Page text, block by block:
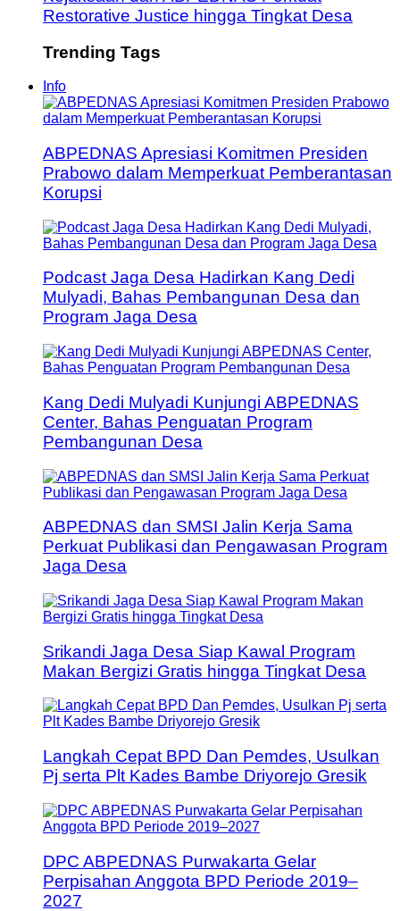
Restorative Justice hingga Tingkat Desa
Trending Tags
Info
ABPEDNAS Apresiasi Komitmen Presiden
Prabowo dalam Memperkuat Pemberantasan
Korupsi
Podcast Jaga Desa Hadirkan Kang Dedi
Mulyadi, Bahas Pembangunan Desa dan
Program Jaga Desa
Kang Dedi Mulyadi Kunjungi ABPEDNAS
Center, Bahas Penguatan Program
Pembangunan Desa
ABPEDNAS dan SMSI Jalin Kerja Sama
Perkuat Publikasi dan Pengawasan Program
Jaga Desa
Srikandi Jaga Desa Siap Kawal Program
Makan Bergizi Gratis hingga Tingkat Desa
Langkah Cepat BPD Dan Pemdes, Usulkan
Pj serta Plt Kades Bambe Driyorejo Gresik
DPC ABPEDNAS Purwakarta Gelar
Perpisahan Anggota BPD Periode 2019–
2027